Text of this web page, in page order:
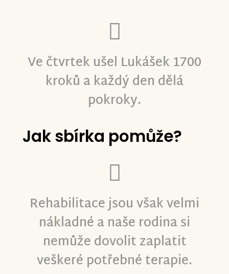
Ve čtvrtek ušel Lukášek 1700
kroků a každý den dělá
pokroky.
Jak sbírka pomůže?
Rehabilitace jsou však velmi
nákladné a naše rodina si
nemůže dovolit zaplatit
veškeré potřebné terapie.